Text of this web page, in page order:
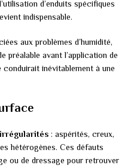
d’enduits spécifiques
indispensable.
aux problèmes d’humidité,
préalable avant l’application de
inévitablement à une
irrégularités : aspérités, creux,
hétérogènes. Ces défauts
ou de dressage pour retrouver